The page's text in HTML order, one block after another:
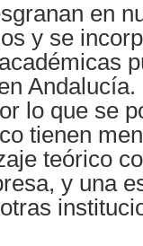
en
y se
lo que se
tienen
teórico
y una